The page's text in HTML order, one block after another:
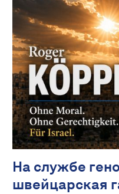
На службе
швейцарская